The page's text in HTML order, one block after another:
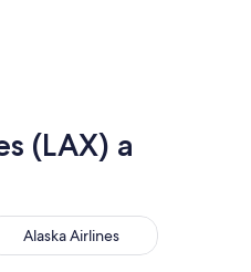
(LAX) a
Alaska Airlines
Airlines